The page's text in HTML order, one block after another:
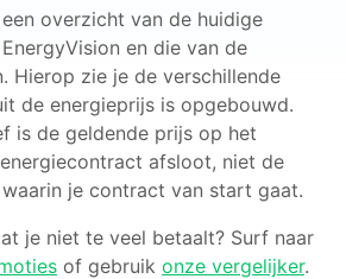
overzicht van de huidige
en die van de
Hierop zie je de verschillende
de energieprijs is opgebouwd.
is de geldende prijs op het
afsloot, niet de
je contract van start gaat.
je niet te veel betaalt? Surf naar
of gebruik onze vergelijker.